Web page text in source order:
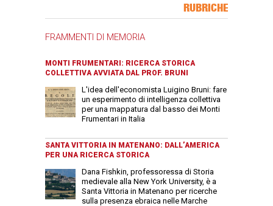
RUBRICHE
FRAMMENTI DI MEMORIA
MONTI FRUMENTARI: RICERCA STORICA
COLLETTIVA AVVIATA DAL PROF. BRUNI
L'idea dell'economista Luigino Bruni: fare
un esperimento di intelligenza collettiva
per una mappatura dal basso dei Monti
Frumentari in Italia
SANTA VITTORIA IN MATENANO: DALL’AMERICA
PER UNA RICERCA STORICA
Dana Fishkin, professoressa di Storia
medievale alla New York University, è a
Santa Vittoria in Matenano per ricerche
sulla presenza ebraica nelle Marche